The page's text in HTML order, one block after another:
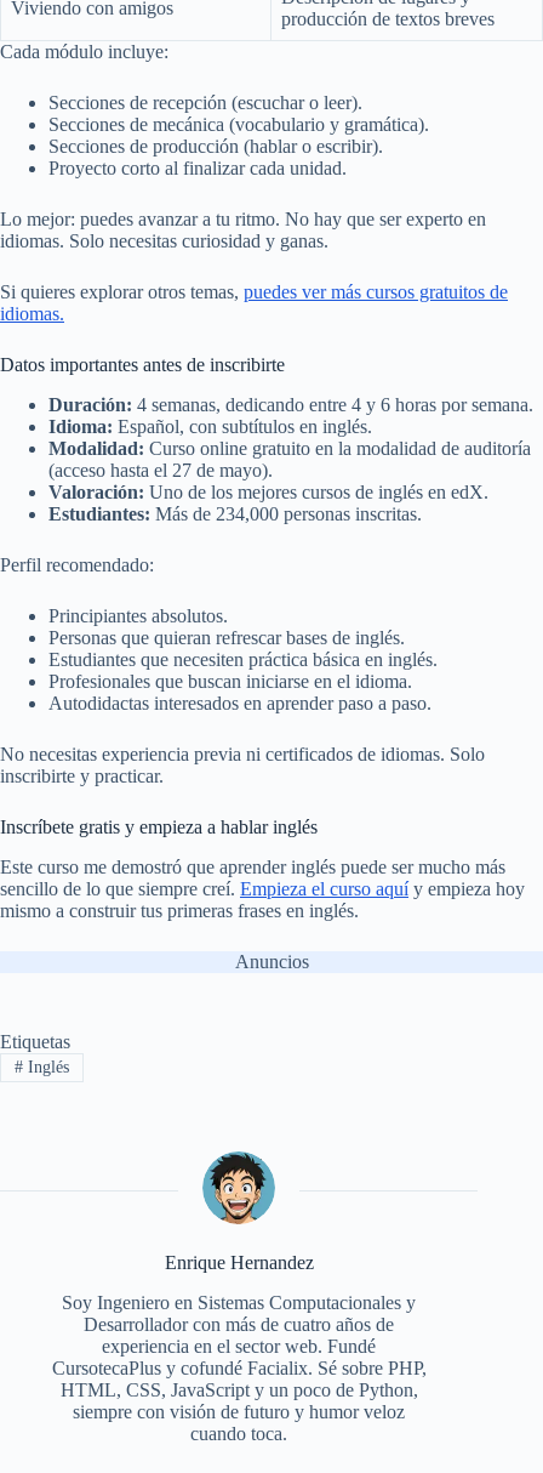
Viviendo con amigos
producción de textos breves
Cada módulo incluye:
Secciones de recepción (escuchar o leer).
Secciones de mecánica (vocabulario y gramática).
Secciones de producción (hablar o escribir).
Proyecto corto al finalizar cada unidad.
Lo mejor: puedes avanzar a tu ritmo. No hay que ser experto en
idiomas. Solo necesitas curiosidad y ganas.
Si quieres explorar otros temas, puedes ver más cursos gratuitos de
idiomas.
Datos importantes antes de inscribirte
Duración: 4 semanas, dedicando entre 4 y 6 horas por semana.
Idioma: Español, con subtítulos en inglés.
Modalidad: Curso online gratuito en la modalidad de auditoría
(acceso hasta el 27 de mayo).
Valoración: Uno de los mejores cursos de inglés en edX.
Estudiantes: Más de 234,000 personas inscritas.
Perfil recomendado:
Principiantes absolutos.
Personas que quieran refrescar bases de inglés.
Estudiantes que necesiten práctica básica en inglés.
Profesionales que buscan iniciarse en el idioma.
Autodidactas interesados en aprender paso a paso.
No necesitas experiencia previa ni certificados de idiomas. Solo
inscribirte y practicar.
Inscríbete gratis y empieza a hablar inglés
Este curso me demostró que aprender inglés puede ser mucho más
sencillo de lo que siempre creí. Empieza el curso aquíy empieza hoy
mismo a construir tus primeras frases en inglés.
Anuncios
Etiquetas
#Inglés
Enrique Hernandez
Soy Ingeniero en Sistemas Computacionales y
Desarrollador con más de cuatro años de
experiencia en el sector web. Fundé
CursotecaPlus y cofundé Facialix. Sé sobre PHP,
HTML, CSS, JavaScript y un poco de Python,
siempre con visión de futuro y humor veloz
cuando toca.